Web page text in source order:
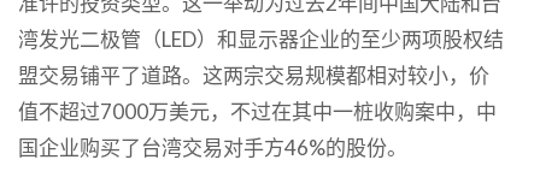
湾发光二极管（LED）和显示器企业的至少两项股权结
盟交易铺平了道路。这两宗交易规模都相对较小，价
值不超过7000万美元，不过在其中一桩收购案中，中
国企业购买了台湾交易对手方46%的股份。